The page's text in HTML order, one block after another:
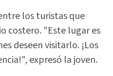
los turistas que
costero. "Este lugar es
deseen visitarlo. ¡Los
expresó la joven.